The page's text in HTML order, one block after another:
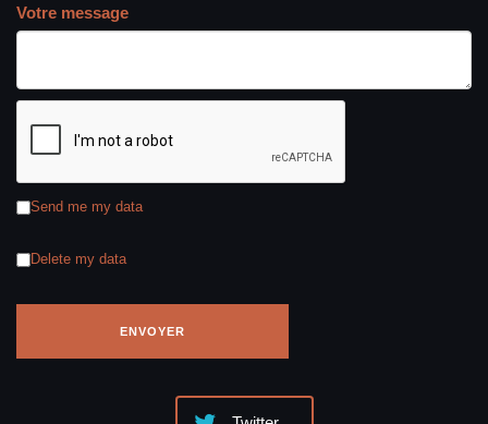
Votre message
Send me my data
Delete my data